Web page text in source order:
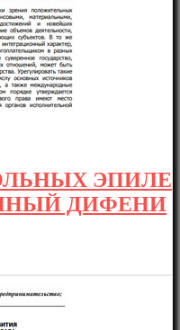
ЭПИЛЕ
ДИФЕНИ